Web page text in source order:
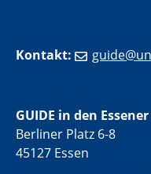
Kontakt:
GUIDE in den
Berliner Platz 6-8
45127 Essen